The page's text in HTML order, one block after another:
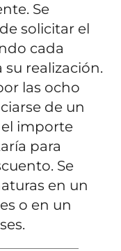
Se
solicitar el
cada
realización.
las ocho
de un
el importe
para
Se
en un
o en un